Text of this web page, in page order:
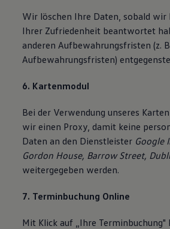
Wir löschen Ihre Daten, sobald wir
Ihrer Zufriedenheit beantwortet
anderen Aufbewahrungsfristen (z.
Aufbewahrungsfristen)
6. Kartenmodul
Bei der Verwendung unseres
wir einen Proxy, damit keine
Daten an den Dienstleister Google
Gordon House, Barrow Street,
weitergegeben werden.
7. Terminbuchung Online
Mit Klick auf „Ihre Terminbuchung"